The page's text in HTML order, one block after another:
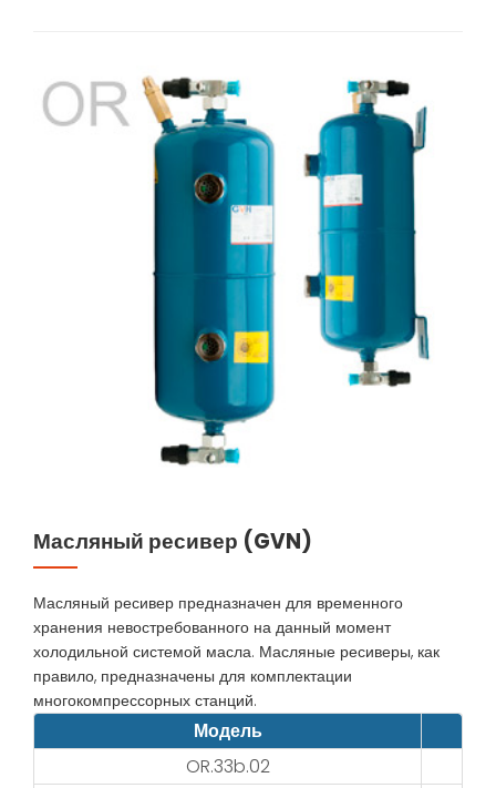
Масляный ресивер (GVN)
Масляный ресивер предназначен для временного
хранения невостребованного на данный момент
холодильной системой масла. Масляные ресиверы, как
правило, предназначены для комплектации
многокомпрессорных станций.
Модель
OR.33b.02